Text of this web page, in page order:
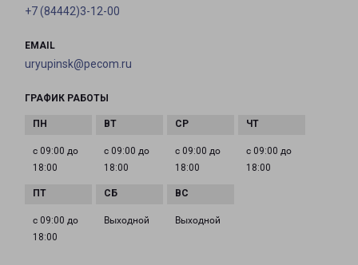
+7 (84442)3-12-00
EMAIL
uryupinsk@pecom.ru
ГРАФИК РАБОТЫ
с 09:00 до
18:00
с 09:00 до
18:00
с 09:00 до
18:00
с 09:00 до
18:00
с 09:00 до
18:00
Выходной Выходной